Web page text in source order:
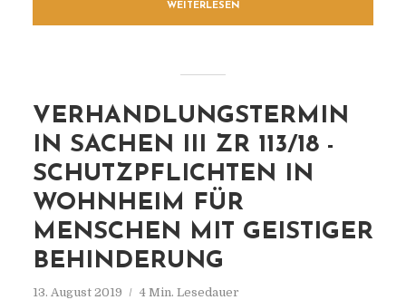
WEITERLESEN
VERHANDLUNGSTERMIN
IN SACHEN III ZR 113/18 -
SCHUTZPFLICHTEN IN
WOHNHEIM FÜR
MENSCHEN MIT GEISTIGER
BEHINDERUNG
13. August 2019 4 Min. Lesedauer